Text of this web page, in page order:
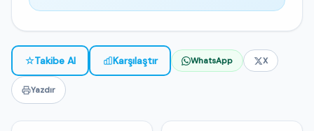
☆Takibe Al Karşılaştır WhatsApp X
Yazdır